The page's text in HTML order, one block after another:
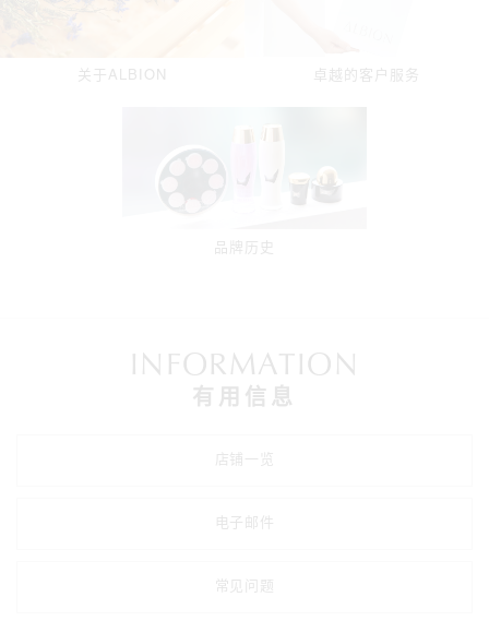
关于ALBION 卓越的客户服务
品牌历史
INFORMATION
有用信息
店铺一览
电子邮件
常见问题